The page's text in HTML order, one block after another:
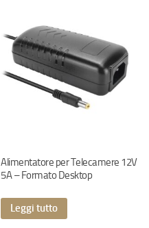
Alimentatore per Telecamere 12V
5A – Formato Desktop
Leggi tutto